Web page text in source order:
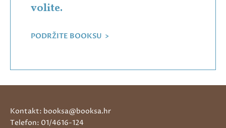
volite.
PODRŽITE BOOKSU >
Kontakt: booksa@booksa.hr
Telefon: 01/4616-124